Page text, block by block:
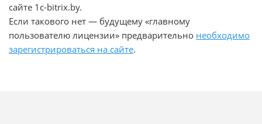
сайте 1c-bitrix.by.
Если такового нет — будущему «главному
пользователю лицензии» предварительно необходимо
зарегистрироваться на сайте.